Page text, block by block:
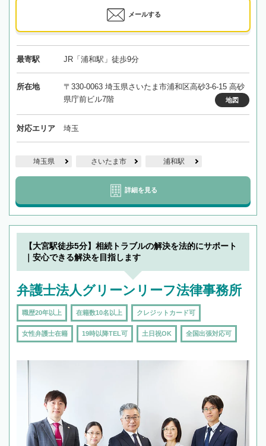
メールする
最寄駅 JR「浦和駅」徒歩9分
所在地
〒330-0063 埼玉県さいたま市浦和区高砂3-6-15 高砂
県庁前ビル7階
地図
対応エリア 埼玉
埼玉県 さいたま市 浦和駅
詳細を見る
【大宮駅徒歩5分】相続トラブルの解決を法的にサポート
｜安心できる解決を目指します
弁護士法人グリーンリーフ法律事務所
職歴20年以上 在籍数10名以上 クレジットカード可
女性弁護士在籍 19時以降TEL可 土日祝OK 全国出張対応可